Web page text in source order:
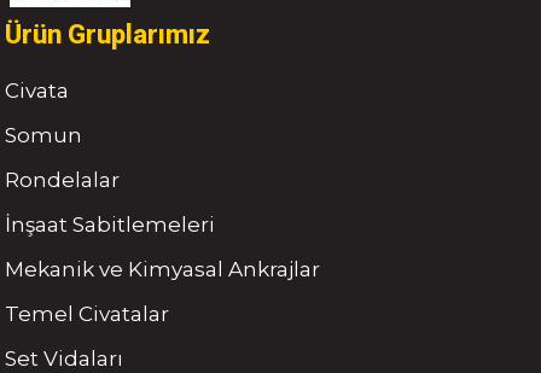
Ürün Gruplarımız
Civata
Somun
Rondelalar
İnşaat Sabitlemeleri
Mekanik ve Kimyasal Ankrajlar
Temel Civatalar
Set Vidaları